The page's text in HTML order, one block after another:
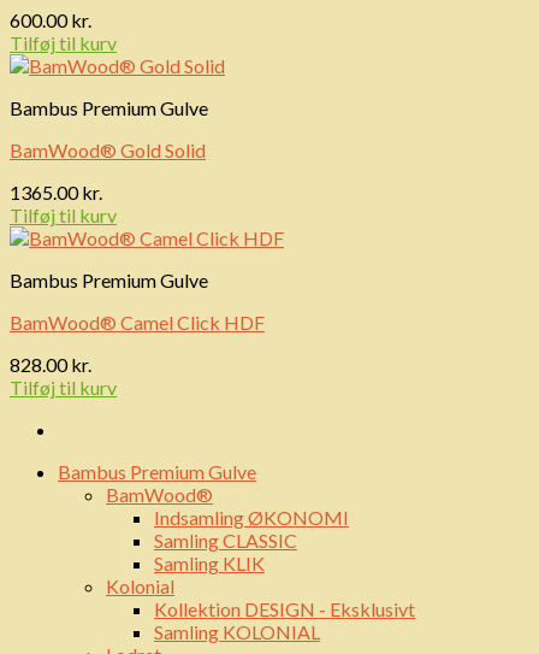
600.00kr.
Tilføj til kurv
Bambus Premium Gulve
BamWood® Gold Solid
1365.00kr.
Tilføj til kurv
Bambus Premium Gulve
BamWood® Camel Click HDF
828.00kr.
Tilføj til kurv
Bambus Premium Gulve
BamWood®
Indsamling ØKONOMI
Samling CLASSIC
Samling KLIK
Kolonial
Kollektion DESIGN - Eksklusivt
Samling KOLONIAL